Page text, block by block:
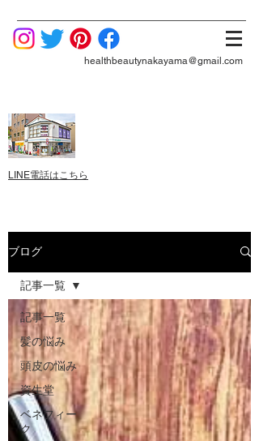
healthbeautynakayama@gmail.com
LINE電話はこちら
ブログ
記事一覧
髪の悩み
頭皮の悩み
資生堂
ベネフィー
ク
記事一覧